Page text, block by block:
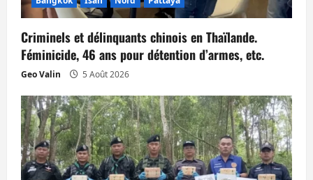
r
t
i
c
l
e
Criminels et délinquants chinois en Thaïlande.
Féminicide, 46 ans pour détention d’armes, etc.
Geo Valin 5 Août 2026